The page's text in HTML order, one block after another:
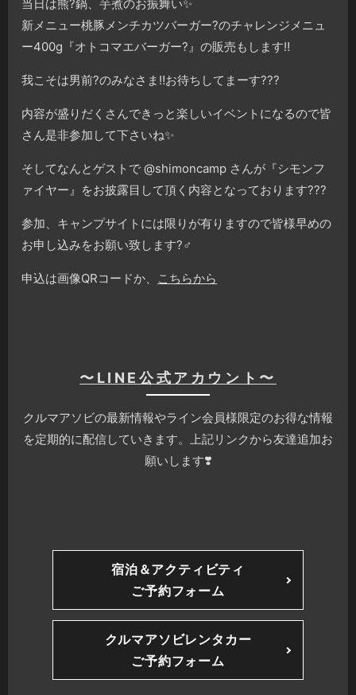
当日は熊?鍋、芋煮のお振舞い✨
新メニュー桃豚メンチカツバーガー?のチャレンジメニュ
ー400g『オトコマエバーガー?』の販売もします‼️
我こそは男前?のみなさま‼︎お待ちしてまーす???
内容が盛りだくさんできっと楽しいイベントになるので皆
さん是非参加して下さいね✨
そしてなんとゲストで @shimoncamp さんが『シモンフ
ァイヤー』をお披露目して頂く内容となっております???
参加、キャンプサイトには限りが有りますので皆様早めの
お申し込みをお願い致します?‍♂️
申込は画像QRコードか、 こちらから
〜LINE公式アカウント〜
クルマアソビの最新情報やライン会員様限定のお得な情報
を定期的に配信していきます。上記リンクから友達追加お
願いします❣️
宿泊＆アクティビティ
ご予約フォーム
クルマアソビレンタカー
ご予約フォーム